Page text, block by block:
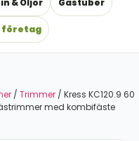
& Oljor Gastuber
företag
/ Trimmer / Kress KC120.9 60
med kombifäste